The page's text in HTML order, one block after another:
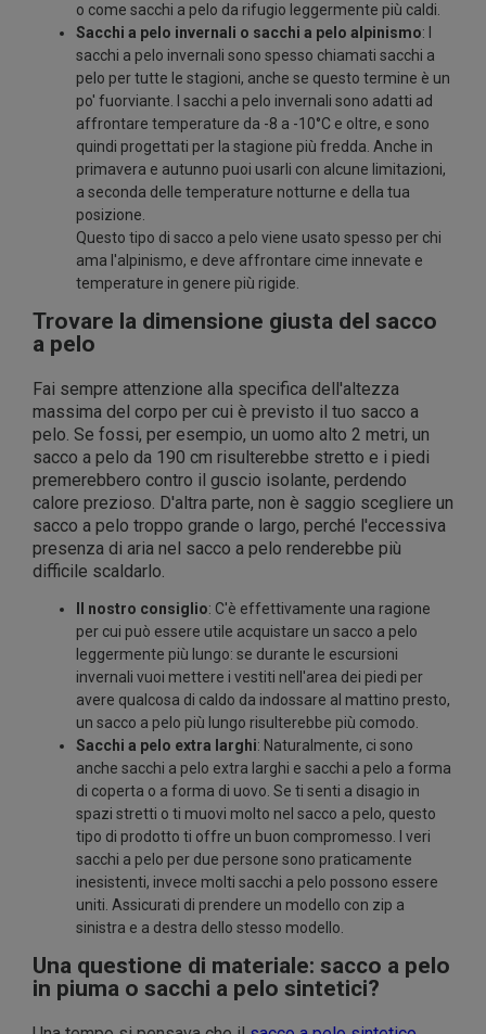
o come sacchi a pelo da rifugio leggermente più caldi.
Sacchi a pelo invernali o sacchi a pelo alpinismo: I
sacchi a pelo invernali sono spesso chiamati sacchi a
pelo per tutte le stagioni, anche se questo termine è un
po' fuorviante. I sacchi a pelo invernali sono adatti ad
affrontare temperature da -8 a -10°C e oltre, e sono
quindi progettati per la stagione più fredda. Anche in
primavera e autunno puoi usarli con alcune limitazioni,
a seconda delle temperature notturne e della tua
posizione.
Questo tipo di sacco a pelo viene usato spesso per chi
ama l'alpinismo, e deve affrontare cime innevate e
temperature in genere più rigide.
Trovare la dimensione giusta del sacco
a pelo
Fai sempre attenzione alla specifica dell'altezza
massima del corpo per cui è previsto il tuo sacco a
pelo. Se fossi, per esempio, un uomo alto 2 metri, un
sacco a pelo da 190 cm risulterebbe stretto e i piedi
premerebbero contro il guscio isolante, perdendo
calore prezioso. D'altra parte, non è saggio scegliere un
sacco a pelo troppo grande o largo, perché l'eccessiva
presenza di aria nel sacco a pelo renderebbe più
difficile scaldarlo.
Il nostro consiglio: C'è effettivamente una ragione
per cui può essere utile acquistare un sacco a pelo
leggermente più lungo: se durante le escursioni
invernali vuoi mettere i vestiti nell'area dei piedi per
avere qualcosa di caldo da indossare al mattino presto,
un sacco a pelo più lungo risulterebbe più comodo.
Sacchi a pelo extra larghi: Naturalmente, ci sono
anche sacchi a pelo extra larghi e sacchi a pelo a forma
di coperta o a forma di uovo. Se ti senti a disagio in
spazi stretti o ti muovi molto nel sacco a pelo, questo
tipo di prodotto ti offre un buon compromesso. I veri
sacchi a pelo per due persone sono praticamente
inesistenti, invece molti sacchi a pelo possono essere
uniti. Assicurati di prendere un modello con zip a
sinistra e a destra dello stesso modello.
Una questione di materiale: sacco a pelo
in piuma o sacchi a pelo sintetici?